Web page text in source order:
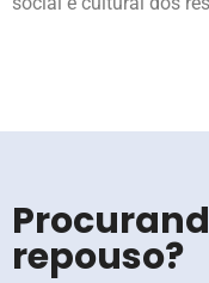
repouso?